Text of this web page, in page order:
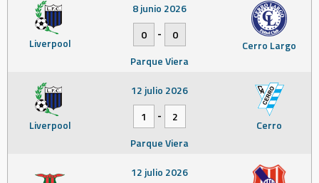
Liverpool Cerro Largo
8 junio 2026
0
-
0
Parque Viera
Liverpool Cerro
12 julio 2026
1
-
2
Parque Viera
12 julio 2026